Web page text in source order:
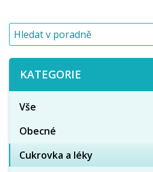
KATEGORIE
Vše
Obecné
Cukrovka a léky